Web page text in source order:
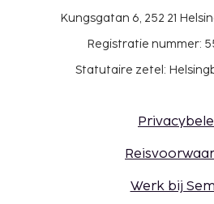
Kungsgatan 6, 252 21
Registratie nummer:
Statutaire zetel:
Werk bij